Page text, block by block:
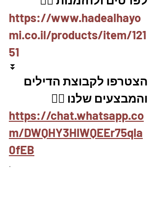
https://www.hadealhayo
mi.co.il/products/item/121
51
⏬
הצטרפו לקבוצת הדילים
והמבצעים שלנו 👇🏽
https://chat.whatsapp.co
m/DWQHY3HIWQEEr75qla
0fEB
.